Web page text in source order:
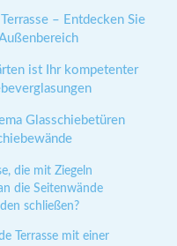
– Entdecken Sie
ist Ihr kompetenter
Glasschiebetüren
die mit Ziegeln
die Seitenwände
schließen?
Terrasse mit einer